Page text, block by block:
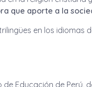
que aporte a la
en los idiomas
Educación de